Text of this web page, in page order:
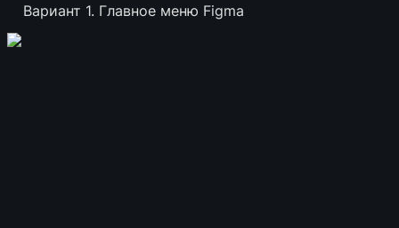
Вариант 1. Главное меню Figma